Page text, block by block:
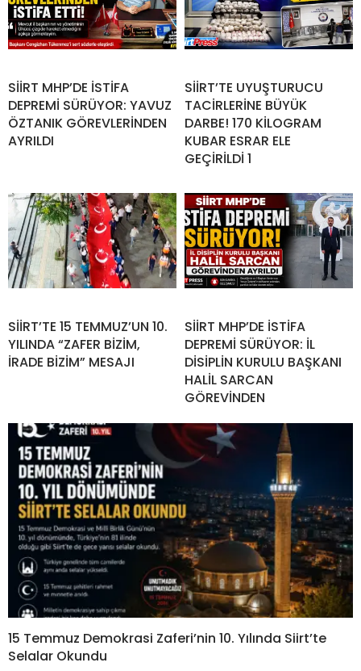
SİİRT MHP’DE İSTİFA
DEPREMİ SÜRÜYOR: YAVUZ
ÖZTANIK GÖREVLERİNDEN
AYRILDI
SİİRT’TE UYUŞTURUCU
TACİRLERİNE BÜYÜK
DARBE! 170 KİLOGRAM
KUBAR ESRAR ELE
GEÇİRİLDİ 1
SİİRT’TE 15 TEMMUZ’UN 10.
YILINDA “ZAFER BİZİM,
İRADE BİZİM” MESAJI
SİİRT MHP’DE İSTİFA
DEPREMİ SÜRÜYOR: İL
DİSİPLİN KURULU BAŞKANI
HALİL SARCAN
GÖREVİNDEN
15 Temmuz Demokrasi Zaferi’nin 10. Yılında Siirt’te
Selalar Okundu